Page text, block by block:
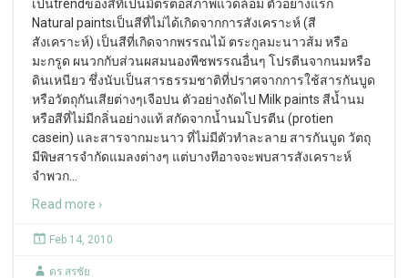
เป็นtrendของสีที่เป็นมิตรต่อสภาพแวดล้อม ตัวอย่างแรก
Natural paintsเป็นสีที่ไม่ได้เกิดจากการสังเคราะห์ (สี
สังเคราะห์) เป็นสีที่เกิดจากพรรณไม้ ตระกูลมะนาวส้ม หรือ
มะกรูด ผนวกกับส่วนผสมนองพืชพรรณอื่นๆ โปรตีนจากนมหรือ
ดินเหนียว ชึ่งนับเป็นสารธรรมชาติที่ปราศจากการใช้สารกันบูด
หรือวัตถุกันเสียต่างๆเจือปน ตัวอย่างถัดไป Milk paints สีน้ำนม
หรือสีที่ไม่มีกลิ่นอย่างแท้ สกัดจากน้ำนมโปรตีน (protien
casein) และสารจากมะนาว ที่ไม่มีตัวทำละลาย สารกันบูด วัตถุ
มีพิษสารจำกัดแมลงต่างๆ แต่บางทีอาจจะพบสารสังเคราะห์
จำพวก
Read more ›
Feb 14, 2010
ดร.สรชัย